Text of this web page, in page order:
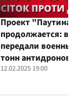
Проект "Паутина"
продолжается:
передали
тонн
12.02.2025 19:00